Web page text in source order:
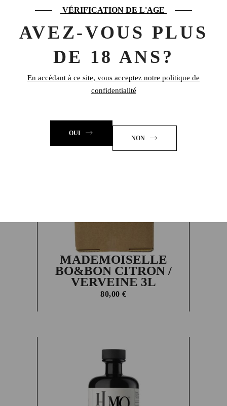
VÉRIFICATION DE L'AGE
AVEZ-VOUS PLUS
DE 18 ANS?
En accédant à ce site, vous acceptez notre politique de
confidentialité
OUI
NON
eux suivant les formules originales et atypiques
MADEMOISELLE
BO&BON CITRON /
VERVEINE 3L
80,00€